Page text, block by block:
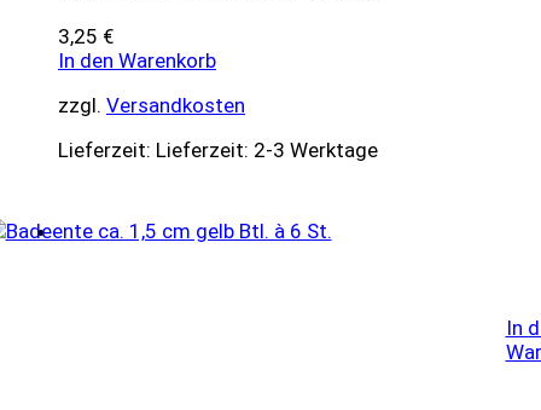
3,25 €
In den Warenkorb
zzgl. Versandkosten
Lieferzeit: Lieferzeit: 2-3 Werktage
In